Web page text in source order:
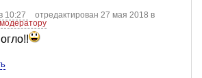
10:27
отредактирован 27 мая 2018 в